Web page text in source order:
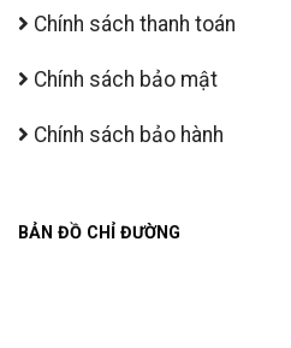
Chính sách thanh toán
Chính sách bảo mật
Chính sách bảo hành
BẢN ĐỒ CHỈ ĐƯỜNG